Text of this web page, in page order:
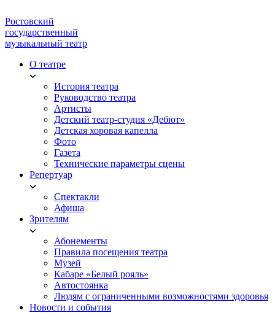
Ростовский
государственный
музыкальный театр
О театре
История театра
Руководство театра
Артисты
Детский театр-студия «Дебют»
Детская хоровая капелла
Фото
Газета
Технические параметры сцены
Репертуар
Спектакли
Афиша
Зрителям
Абонементы
Правила посещения театра
Музей
Кабаре «Белый рояль»
Автостоянка
Людям с ограниченными возможностями здоровья
Новости и события